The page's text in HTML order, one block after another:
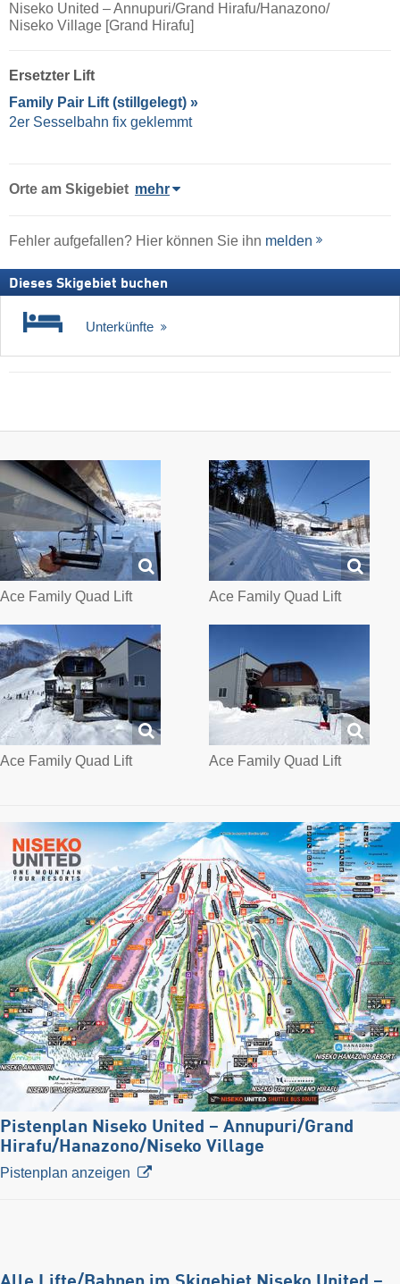
Niseko United – Annupuri/​Grand Hirafu/​Hanazono/​
Niseko Village [Grand Hirafu]
Ersetzter Lift
Family Pair Lift (stillgelegt) »
2er Sesselbahn fix geklemmt
Orte am Skigebiet mehr
Fehler aufgefallen? Hier können Sie ihn melden
Dieses Skigebiet buchen
Unterkünfte
Ace Family Quad Lift Ace Family Quad Lift
Ace Family Quad Lift Ace Family Quad Lift
Pistenplan Niseko United – Annupuri/​Grand
Hirafu/​Hanazono/​Niseko Village
Pistenplan anzeigen